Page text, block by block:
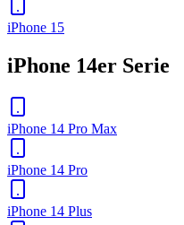
iPhone 15
iPhone 14er Serie
iPhone 14 Pro Max
iPhone 14 Pro
iPhone 14 Plus